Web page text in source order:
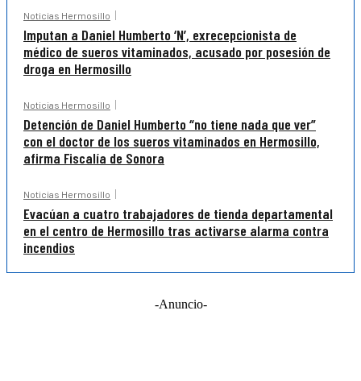
Noticias Hermosillo
Imputan a Daniel Humberto ‘N’, exrecepcionista de
médico de sueros vitaminados, acusado por posesión de
droga en Hermosillo
Noticias Hermosillo
Detención de Daniel Humberto “no tiene nada que ver”
con el doctor de los sueros vitaminados en Hermosillo,
afirma Fiscalía de Sonora
Noticias Hermosillo
Evacúan a cuatro trabajadores de tienda departamental
en el centro de Hermosillo tras activarse alarma contra
incendios
-Anuncio-